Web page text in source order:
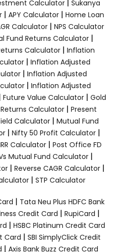
Calculator| Sukanya
| APY Calculator| Home Loan
Calculator | NPS Calculator
Fund Returns Calculator |
Calculator| Inflation
| Inflation Adjusted
| Inflation Adjusted
| Inflation Adjusted
Future Value Calculator | Gold
Calculator | Present
Calculator | Mutual Fund
| Nifty 50 Profit Calculator|
Calculator| Post Office FD
Mutual Fund Calculator|
| Reverse CAGR Calculator |
| STP Calculator
| Tata Neu Plus HDFC Bank
Credit Card | RupiCard |
| HSBC Platinum Credit Card
Card | SBI SimplyClick Credit
| Axis Bank Buzz Credit Card